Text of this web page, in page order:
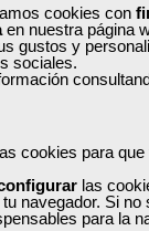
cookies con
en nuestra página
gustos y
sociales.
cookies para
las
navegador. Si
para la